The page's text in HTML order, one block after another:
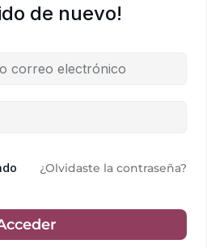
de nuevo!
¿Olvidaste la contraseña?